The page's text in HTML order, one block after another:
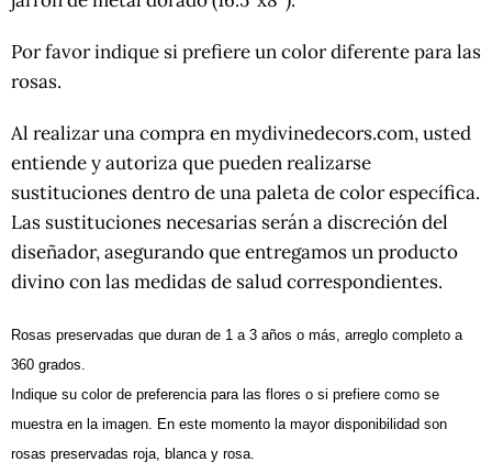
Por favor indique si prefiere un color diferente para las
rosas.
Al realizar una compra en mydivinedecors.com, usted
entiende y autoriza que pueden realizarse
sustituciones dentro de una paleta de color específica.
Las sustituciones necesarias serán a discreción del
diseñador, asegurando que entregamos un producto
divino con las medidas de salud correspondientes.
Rosas preservadas que duran de 1 a 3 años o más, arreglo completo a
360 grados.
Indique su color de preferencia para las flores o si prefiere como se
muestra en la imagen. En este momento la mayor disponibilidad son
rosas preservadas roja, blanca y rosa.